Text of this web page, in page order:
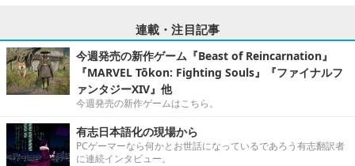
連載・注目記事
今週発売の新作ゲーム『Beast of Reincarnation』
『MARVEL Tōkon: Fighting Souls』『ファイナルフ
ァンタジーXIV』他
今週発売の新作ゲームはこちら。
有志日本語化の現場から
PCゲーマーなら何かとお世話になっているであろう有志翻訳者
に連続インタビュー。